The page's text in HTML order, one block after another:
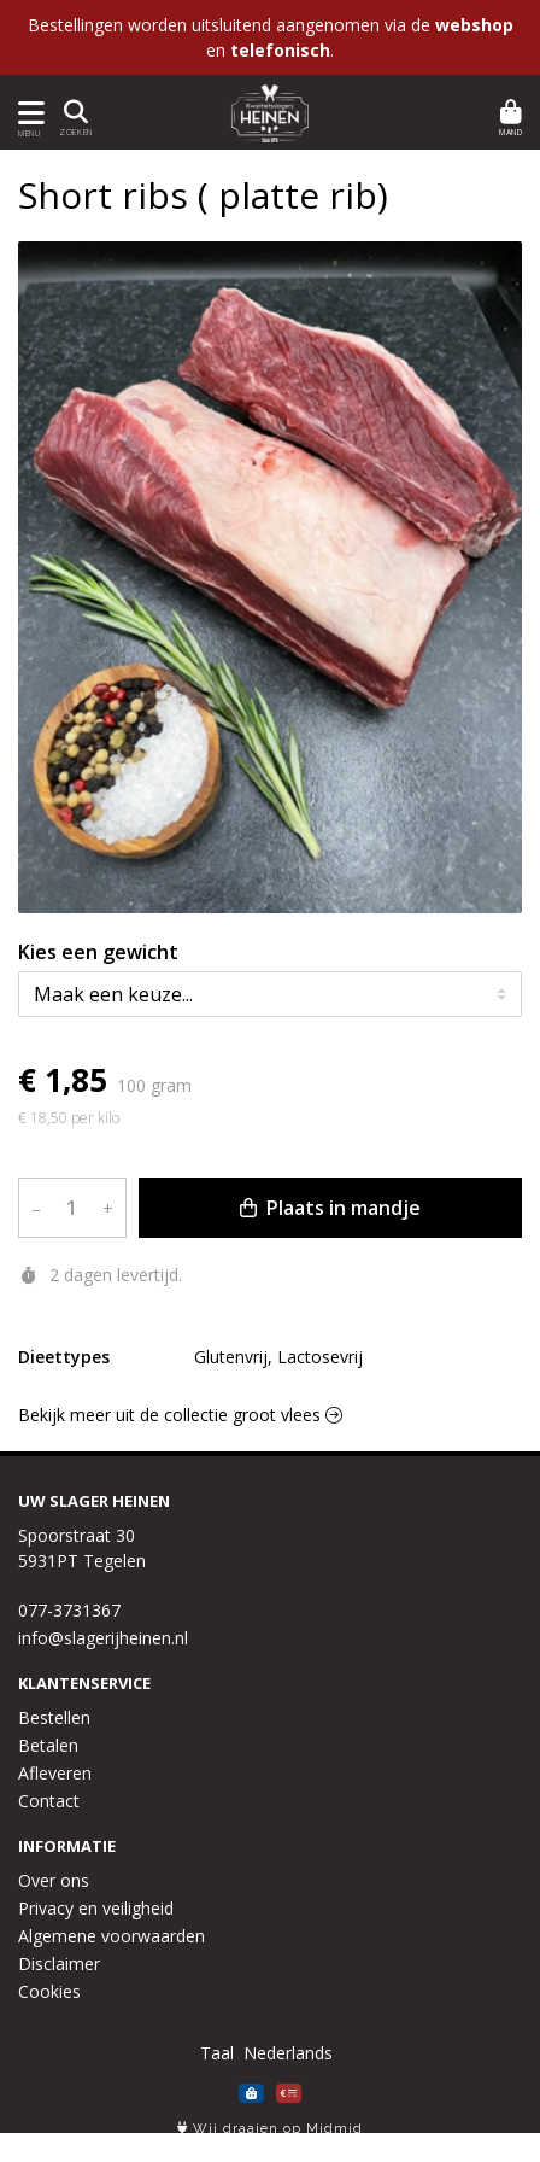
Bestellingen worden uitsluitend aangenomen via de webshop
en telefonisch.
MENU ZOEKEN MAND
Short ribs ( platte rib)
Kies een gewicht
€ 1,85 100 gram
€ 18,50 per kilo
– + Plaats in mandje
2 dagen levertijd.
Dieettypes Glutenvrij, Lactosevrij
Bekijk meer uit de collectie groot vlees
UW SLAGER HEINEN
Spoorstraat 30
5931PT Tegelen
077-3731367
info@slagerijheinen.nl
KLANTENSERVICE
Bestellen
Betalen
Afleveren
Contact
INFORMATIE
Over ons
Privacy en veiligheid
Algemene voorwaarden
Disclaimer
Cookies
Taal
Wij draaien op Midmid